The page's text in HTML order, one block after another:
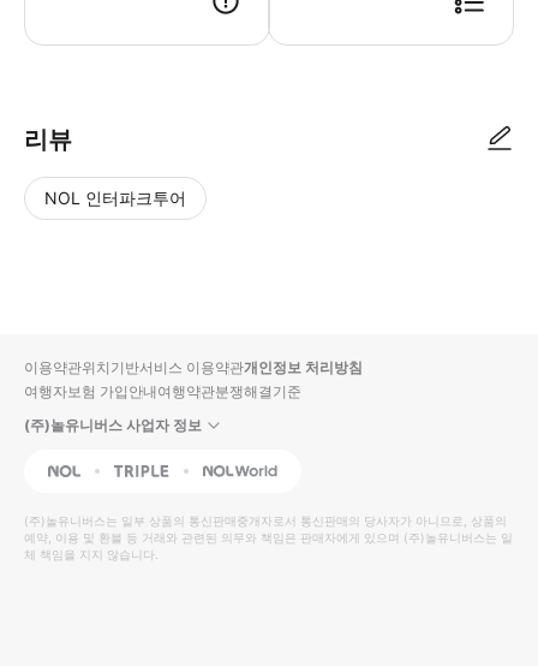
리뷰
NOL 인터파크투어
입니
다.
높
은
순
동
영
상
순
상
이용약관위치기반서비스 이용약관개인정보 처리방침
여행자보험 가입안내여행약관분쟁해결기준
(주)놀유니버스 사업자 정보
NOL Triple Interpark Global
(주)놀유니버스는 일부 상품의 통신판매중개자로서 통신판매의 당사자가 아니므로, 상품의
예약, 이용 및 환불 등 거래와 관련된 의무와 책임은 판매자에게 있으며 (주)놀유니버스는 일
체 책임을 지지 않습니다.